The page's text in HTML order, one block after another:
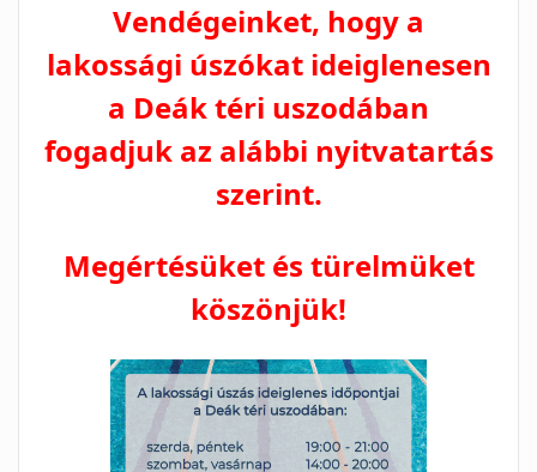
Vendégeinket, hogy a
lakossági úszókat ideiglenesen
a Deák téri uszodában
fogadjuk az alábbi nyitvatartás
szerint.
Megértésüket és türelmüket
köszönjük!